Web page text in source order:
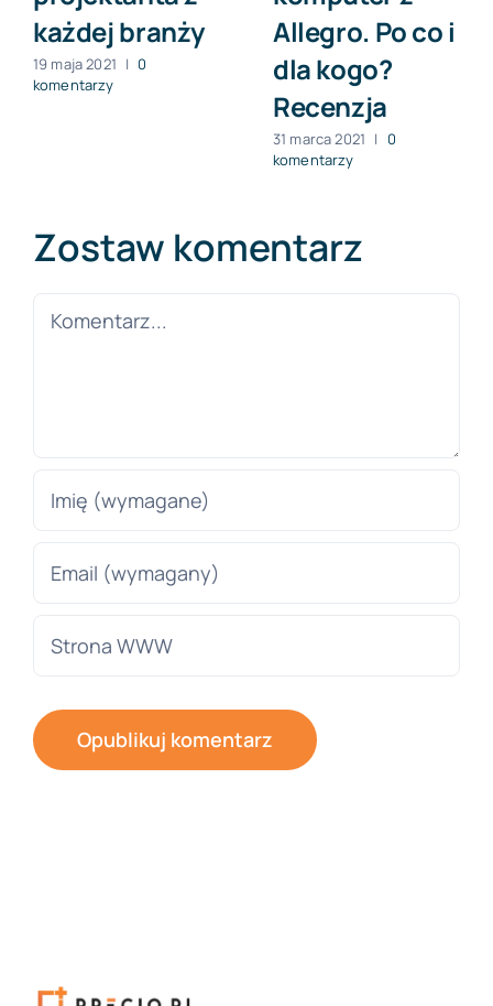
każdej branży
19 maja 2021 | 0
komentarzy
Allegro. Po co i
dla kogo?
Recenzja
31 marca 2021 | 0
komentarzy
Zostaw komentarz
Comment